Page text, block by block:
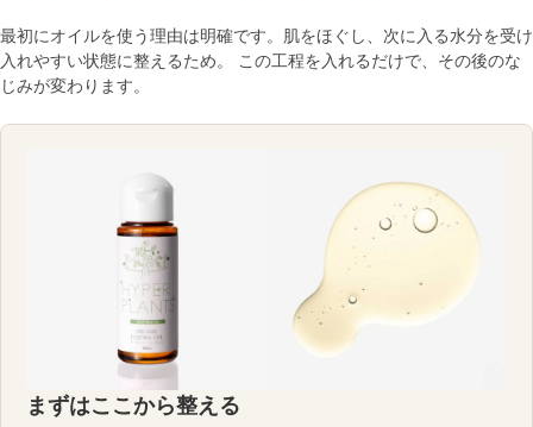
最初にオイルを使う理由は明確です。肌をほぐし、次に入る水分を受け
入れやすい状態に整えるため。 この工程を入れるだけで、その後のな
じみが変わります。
まずはここから整える